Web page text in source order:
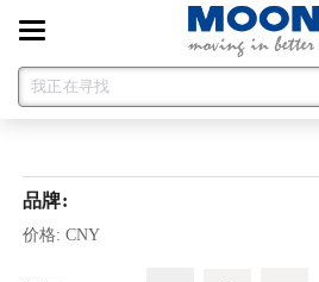
Toggle
navigation
品牌:
价格: CNY